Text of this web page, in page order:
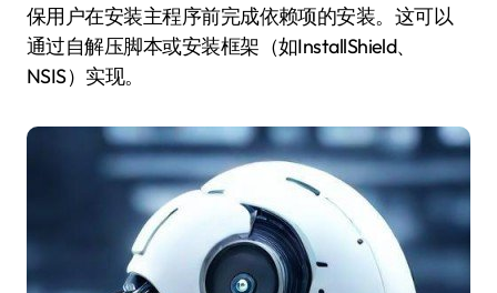
保用户在安装主程序前完成依赖项的安装。这可以
通过自解压脚本或安装框架（如InstallShield、
NSIS）实现。